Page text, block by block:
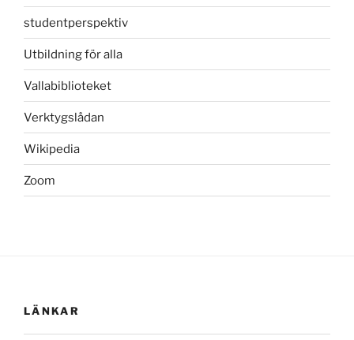
studentperspektiv
Utbildning för alla
Vallabiblioteket
Verktygslådan
Wikipedia
Zoom
LÄNKAR